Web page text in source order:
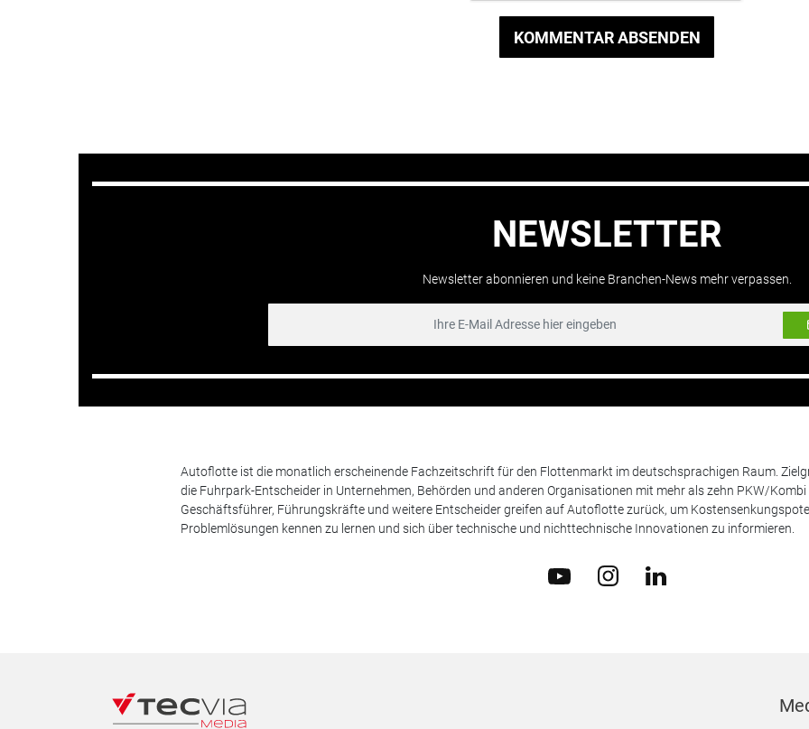
KOMMENTAR ABSENDEN
NEWSLETTER
Newsletter abonnieren und keine Branchen-News mehr verpassen.
Autoflotte ist die monatlich erscheinende Fachzeitschrift für den Flottenmarkt im deutschsprachigen Raum.
die Fuhrpark-Entscheider in Unternehmen, Behörden und anderen Organisationen mit mehr als zehn PKW/
Geschäftsführer, Führungskräfte und weitere Entscheider greifen auf Autoflotte zurück, um
Problemlösungen kennen zu lernen und sich über technische und nichttechnische Innovationen zu informieren.